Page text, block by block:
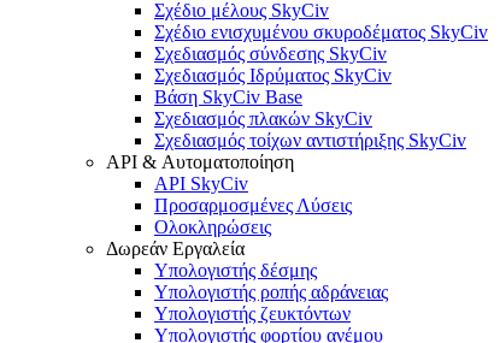
Σχέδιο μέλους SkyCiv
Σχέδιο ενισχυμένου σκυροδέματος SkyCiv
Σχεδιασμός σύνδεσης SkyCiv
Σχεδιασμός Ιδρύματος SkyCiv
Βάση SkyCiv Base
Σχεδιασμός πλακών SkyCiv
Σχεδιασμός τοίχων αντιστήριξης SkyCiv
API & Αυτοματοποίηση
API SkyCiv
Προσαρμοσμένες Λύσεις
Ολοκληρώσεις
Δωρεάν Εργαλεία
Υπολογιστής δέσμης
Υπολογιστής ροπής αδράνειας
Υπολογιστής ζευκτόντων
Υπολογιστής φορτίου ανέμου